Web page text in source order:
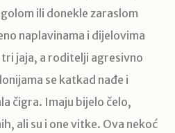
ili donekle zaraslom
naplavinama i dijelovima
jaja, a roditelji agresivno
se katkad nađe i
čigra. Imaju bijelo čelo,
ali su i one vitke. Ova nekoć